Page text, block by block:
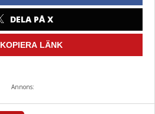
DELA PÅ X
KOPIERA LÄNK
Annons: